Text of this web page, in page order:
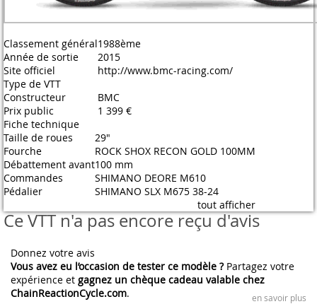
Classement général1988ème
Année de sortie
2015
Site officiel
http://www.bmc-racing.com/
Type de VTT
Constructeur
BMC
Prix public
1 399 €
Fiche technique
Taille de roues
29"
Fourche
ROCK SHOX RECON GOLD 100MM
Débattement avant100 mm
Commandes
SHIMANO DEORE M610
Pédalier
SHIMANO SLX M675 38-24
tout afficher
Ce VTT n'a pas encore reçu d'avis
Donnez votre avis
Vous avez eu l’occasion de tester ce modèle ?Partagez votre
expérience et gagnez un chèque cadeau valable chez
ChainReactionCycle.com. en savoir plus